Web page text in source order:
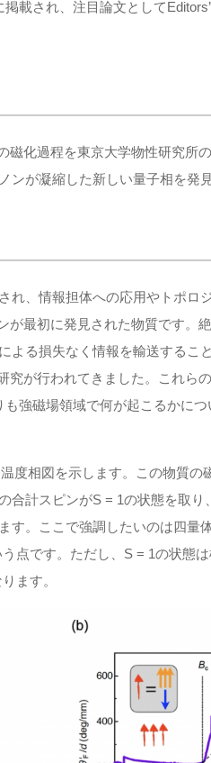
載され、注目論文として
磁化過程を東京大学物性研究所
が凝縮した新しい量子相を発見
れ、情報担体への応用やトポロ
が最初に発見された物質です。
よる損失なく情報を輸送するこ
究が行われてきました。これら
強磁場領域で何が起こるかに
度相図を示します。この物質の
合計スピンがS = 1の状態を取り
す。ここで強調したいのは四量
点です。ただし、S = 1の状態
ます。